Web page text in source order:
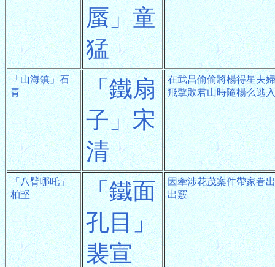
蜃」童
猛
「山海鎮」石
青
「鐵扇
子」宋
清
在武昌偷偷將楊得星夫
飛擊敗君山時隨楊么逃
「八臂哪吒」
柏堅
「鐵面
孔目」
裴宣
因牽涉花茂案件帶家眷
出竅